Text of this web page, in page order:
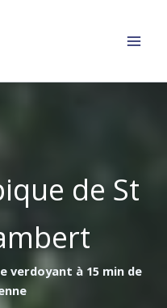
de St
verdoyant à 15 min de